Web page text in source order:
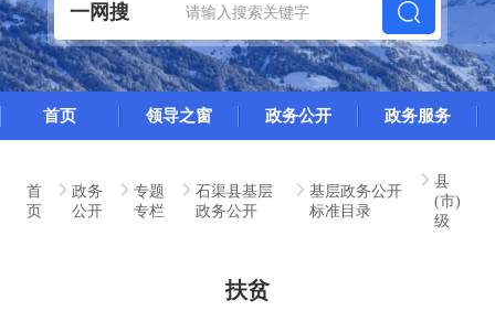
一网搜
首页 领导之窗 政务公开 政务服务
首
页
政务
公开
专题
专栏
石渠县基层
政务公开
基层政务公开
标准目录
县
(市)
级
扶贫